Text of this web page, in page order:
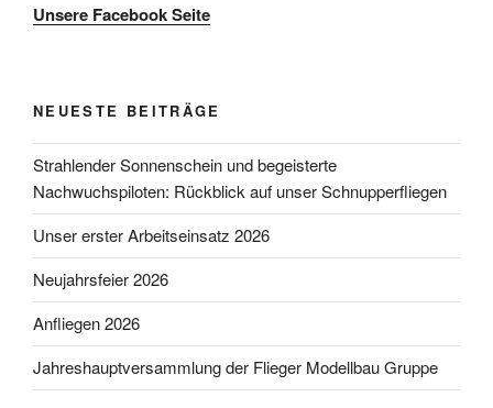
Unsere Facebook Seite
NEUESTE BEITRÄGE
Strahlender Sonnenschein und begeisterte
Nachwuchspiloten: Rückblick auf unser Schnupperfliegen
Unser erster Arbeitseinsatz 2026
Neujahrsfeier 2026
Anfliegen 2026
Jahreshauptversammlung der Flieger Modellbau Gruppe